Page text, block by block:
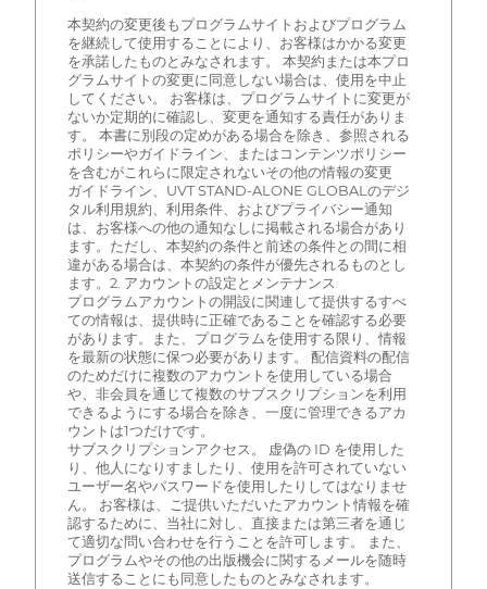
本契約の変更後もプログラムサイトおよびプログラム
を継続して使用することにより、お客様はかかる変更
を承諾したものとみなされます。 本契約または本プロ
グラムサイトの変更に同意しない場合は、使用を中止
してください。 お客様は、プログラムサイトに変更が
ないか定期的に確認し、変更を通知する責任がありま
す。 本書に別段の定めがある場合を除き、参照される
ポリシーやガイドライン、またはコンテンツポリシー
を含むがこれらに限定されないその他の情報の変更
ガイドライン、UVT STAND-ALONE GLOBALのデジ
タル利用規約、利用条件、およびプライバシー通知
は、お客様への他の通知なしに掲載される場合があり
ます。ただし、本契約の条件と前述の条件との間に相
違がある場合は、本契約の条件が優先されるものとし
ます。2. アカウントの設定とメンテナンス
プログラムアカウントの開設に関連して提供するすべ
ての情報は、提供時に正確であることを確認する必要
があります。また、プログラムを使用する限り、情報
を最新の状態に保つ必要があります。 配信資料の配信
のためだけに複数のアカウントを使用している場合
や、非会員を通じて複数のサブスクリプションを利用
できるようにする場合を除き、一度に管理できるアカ
ウントは1つだけです。
サブスクリプションアクセス。 虚偽の ID を使用した
り、他人になりすましたり、使用を許可されていない
ユーザー名やパスワードを使用したりしてはなりませ
ん。 お客様は、ご提供いただいたアカウント情報を確
認するために、当社に対し、直接または第三者を通じ
て適切な問い合わせを行うことを許可します。 また、
プログラムやその他の出版機会に関するメールを随時
送信することにも同意したものとみなされます。